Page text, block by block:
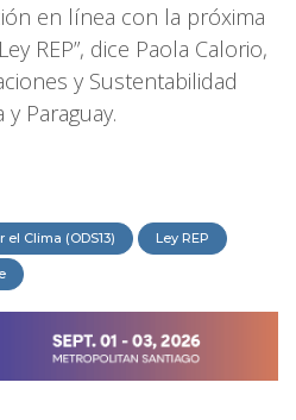
en línea con la próxima
REP”, dice Paola Calorio,
y Sustentabilidad
y Paraguay.
Clima (ODS13) Ley REP